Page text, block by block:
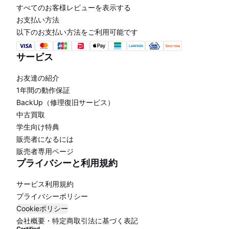
すべてのお客様レビューを表示する
お支払い方法
以下のお支払い方法をご利用可能です
サービス
お友達の紹介
1年間の動作保証
BackUp（修理復旧サービス）
中古買取
学生向け特典
販売者になるには
販売者専用ページ
プライバシーと利用規約
サービス利用規約
プライバシーポリシー
Cookieポリシー
会社概要・特定商取引法に基づく表記